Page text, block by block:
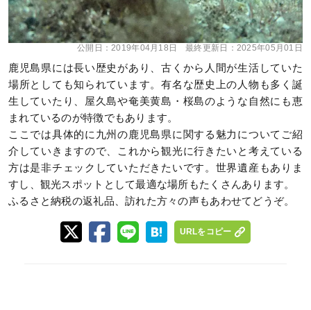
公開日：2019年04月18日 最終更新日： 2025年05月01日
鹿児島県には長い歴史があり、古くから人間が生活していた
場所としても知られています。有名な歴史上の人物も多く誕
生していたり、屋久島や奄美黄島・桜島のような自然にも恵
まれているのが特徴でもあります。
ここでは具体的に九州の鹿児島県に関する魅力についてご紹
介していきますので、これから観光に行きたいと考えている
方は是非チェックしていただきたいです。世界遺産もありま
すし、観光スポットとして最適な場所もたくさんあります。
ふるさと納税の返礼品、訪れた方々の声もあわせてどうぞ。
URLをコピー